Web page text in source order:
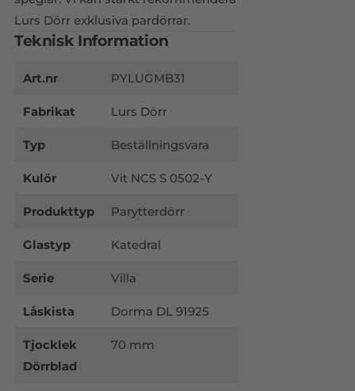
Lurs Dörr exklusiva pardörrar.
Teknisk Information
Art.nr PYLUGMB31
Fabrikat Lurs Dörr
Typ Beställningsvara
Kulör Vit NCS S 0502-Y
Produkttyp Parytterdörr
Glastyp Katedral
Serie Villa
Låskista Dorma DL 91925
Tjocklek
Dörrblad
70 mm